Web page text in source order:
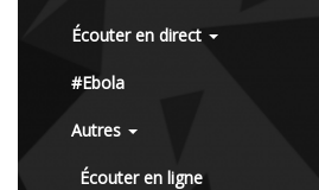
Écouter en direct
#Ebola
Autres
Écouter en ligne